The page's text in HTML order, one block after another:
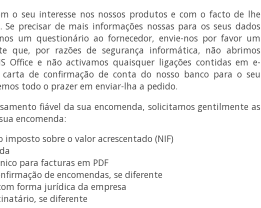
o seu interesse nos nossos produtos e com o facto de lhe
precisar de mais informações nossas para os seus dados
um questionário ao fornecedor, envie-nos por favor um
que, por razões de segurança informática, não abrimos
Office e não activamos quaisquer ligações contidas em e-
de confirmação de conta do nosso banco para o seu
todo o prazer em enviar-lha a pedido.
fiável da sua encomenda, solicitamos gentilmente as
encomenda:
sobre o valor acrescentado (NIF)
para facturas em PDF
de encomendas, se diferente
forma jurídica da empresa
se diferente